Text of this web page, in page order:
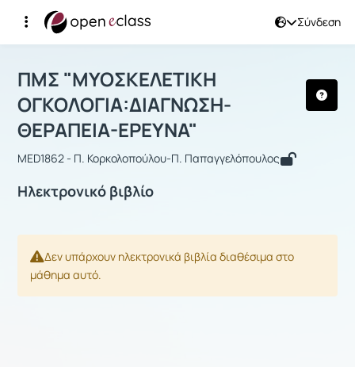
Σύνδεση
Μάθημα : ΠΜΣ "ΜΥΟΣΚΕΛΕΤΙΚΗ
ΠΜΣ "ΜΥΟΣΚΕΛΕΤΙΚΗ
ΟΓΚΟΛΟΓΙΑ:ΔΙΑΓΝΩΣΗ-
ΘΕΡΑΠΕΙΑ-ΕΡΕΥΝΑ"
MED1862 - Π. Κορκολοπούλου-Π. Παπαγγελόπουλος
Ηλεκτρονικό βιβλίο
Δεν υπάρχουν ηλεκτρονικά βιβλία διαθέσιμα στο
μάθημα αυτό.